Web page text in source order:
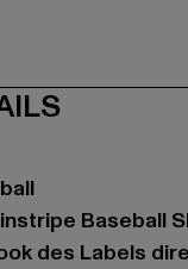
Baseball
des Labels